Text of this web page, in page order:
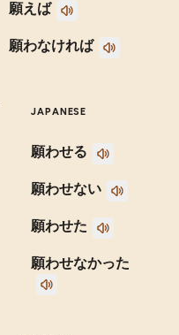
願えば
願わなければ
JAPANESE
願わせる
願わせない
願わせた
願わせなかった